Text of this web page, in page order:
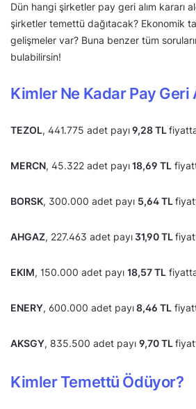
Dün hangi şirketler pay geri alım kararı
şirketler temettü dağıtacak? Ekonomik
gelişmeler var? Buna benzer tüm
bulabilirsin!
Kimler Ne Kadar Pay Geri
TEZOL, 441.775 adet payı9,28 TL
MERCN, 45.322 adet payı18,69 TL
BORSK, 300.000 adet payı 5,64 TL
AHGAZ, 227.463 adet payı31,90 TL
EKIM, 150.000 adet payı 18,57 TL
ENERY, 600.000 adet payı8,46 TL
AKSGY, 835.500 adet payı 9,70 TL
Kimler Temettü Ödüyor?